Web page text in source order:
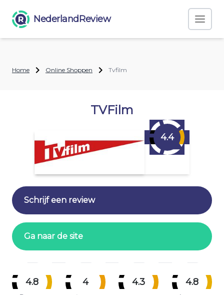
NederlandReview
Home Online Shoppen Tvfilm
TVFilm
4.4
Schrijf een review
Ga naar de site
4.8 4 4.3 4.8